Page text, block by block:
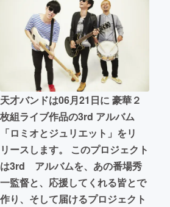
テクノロジー・ガジェット
映像・映画
ビジネス・起業
まちづくり・地域活性化
CAMPFIRE for Social Good
CAMPFIREふるさと納税machi-ya
天才バンドは06月21日に 豪華２
枚組ライブ作品の3rd アルバム
「ロミオとジュリエット」をリ
リースします。 このプロジェクト
は3rd アルバムを、あの番場秀
一監督と、応援してくれる皆とで
作り、そして届けるプロジェクト